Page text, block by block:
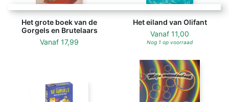
Het grote boek van de
Gorgels en Brutelaars
Vanaf 17,99
Het eiland van Olifant
Vanaf 11,00
Nog 1 op voorraad